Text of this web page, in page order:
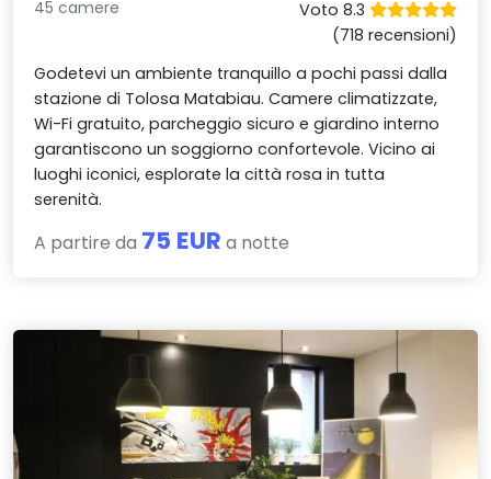
45 camere
Voto 8.3
(718 recensioni)
Godetevi un ambiente tranquillo a pochi passi dalla
stazione di Tolosa Matabiau. Camere climatizzate,
Wi-Fi gratuito, parcheggio sicuro e giardino interno
garantiscono un soggiorno confortevole. Vicino ai
luoghi iconici, esplorate la città rosa in tutta
serenità.
A partire da 75 EUR a notte